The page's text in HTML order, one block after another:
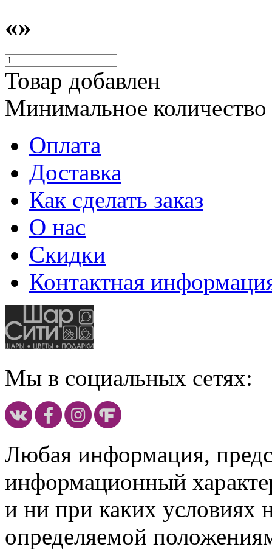
«»
Товар добавлен
Минимальное
Оплата
Доставка
Как сделать заказ
О нас
Скидки
Контактная
Мы в социальных сетях:
Любая информация,
информационный
и ни при каких условиях
определяемой